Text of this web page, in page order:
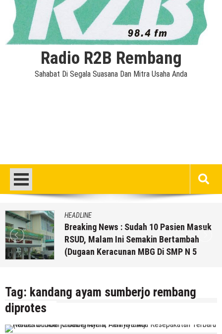
Radio R2B Rembang
Sahabat Di Segala Suasana Dan Mitra Usaha Anda
HEADLINE
Breaking News : Sudah 10 Pasien Masuk
RSUD, Malam Ini Semakin Bertambah
(Dugaan Keracunan MBG Di SMP N 5
Tag: kandang ayam sumberjo rembang
diprotes